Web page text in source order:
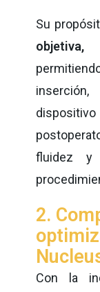
Su
fluidez y
2.
Con la